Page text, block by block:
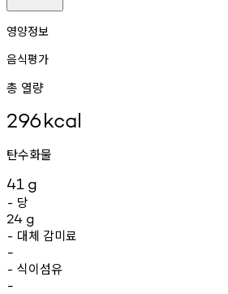
영양정보
음식평가
총 열량
296kcal
탄수화물
41 g
- 당
24 g
- 대체 감미료
-
- 식이섬유
-